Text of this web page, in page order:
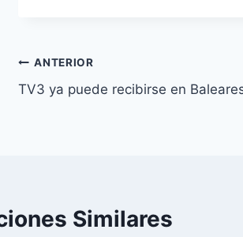
Navegación
de
ANTERIOR
TV3 ya puede recibirse en
Similares